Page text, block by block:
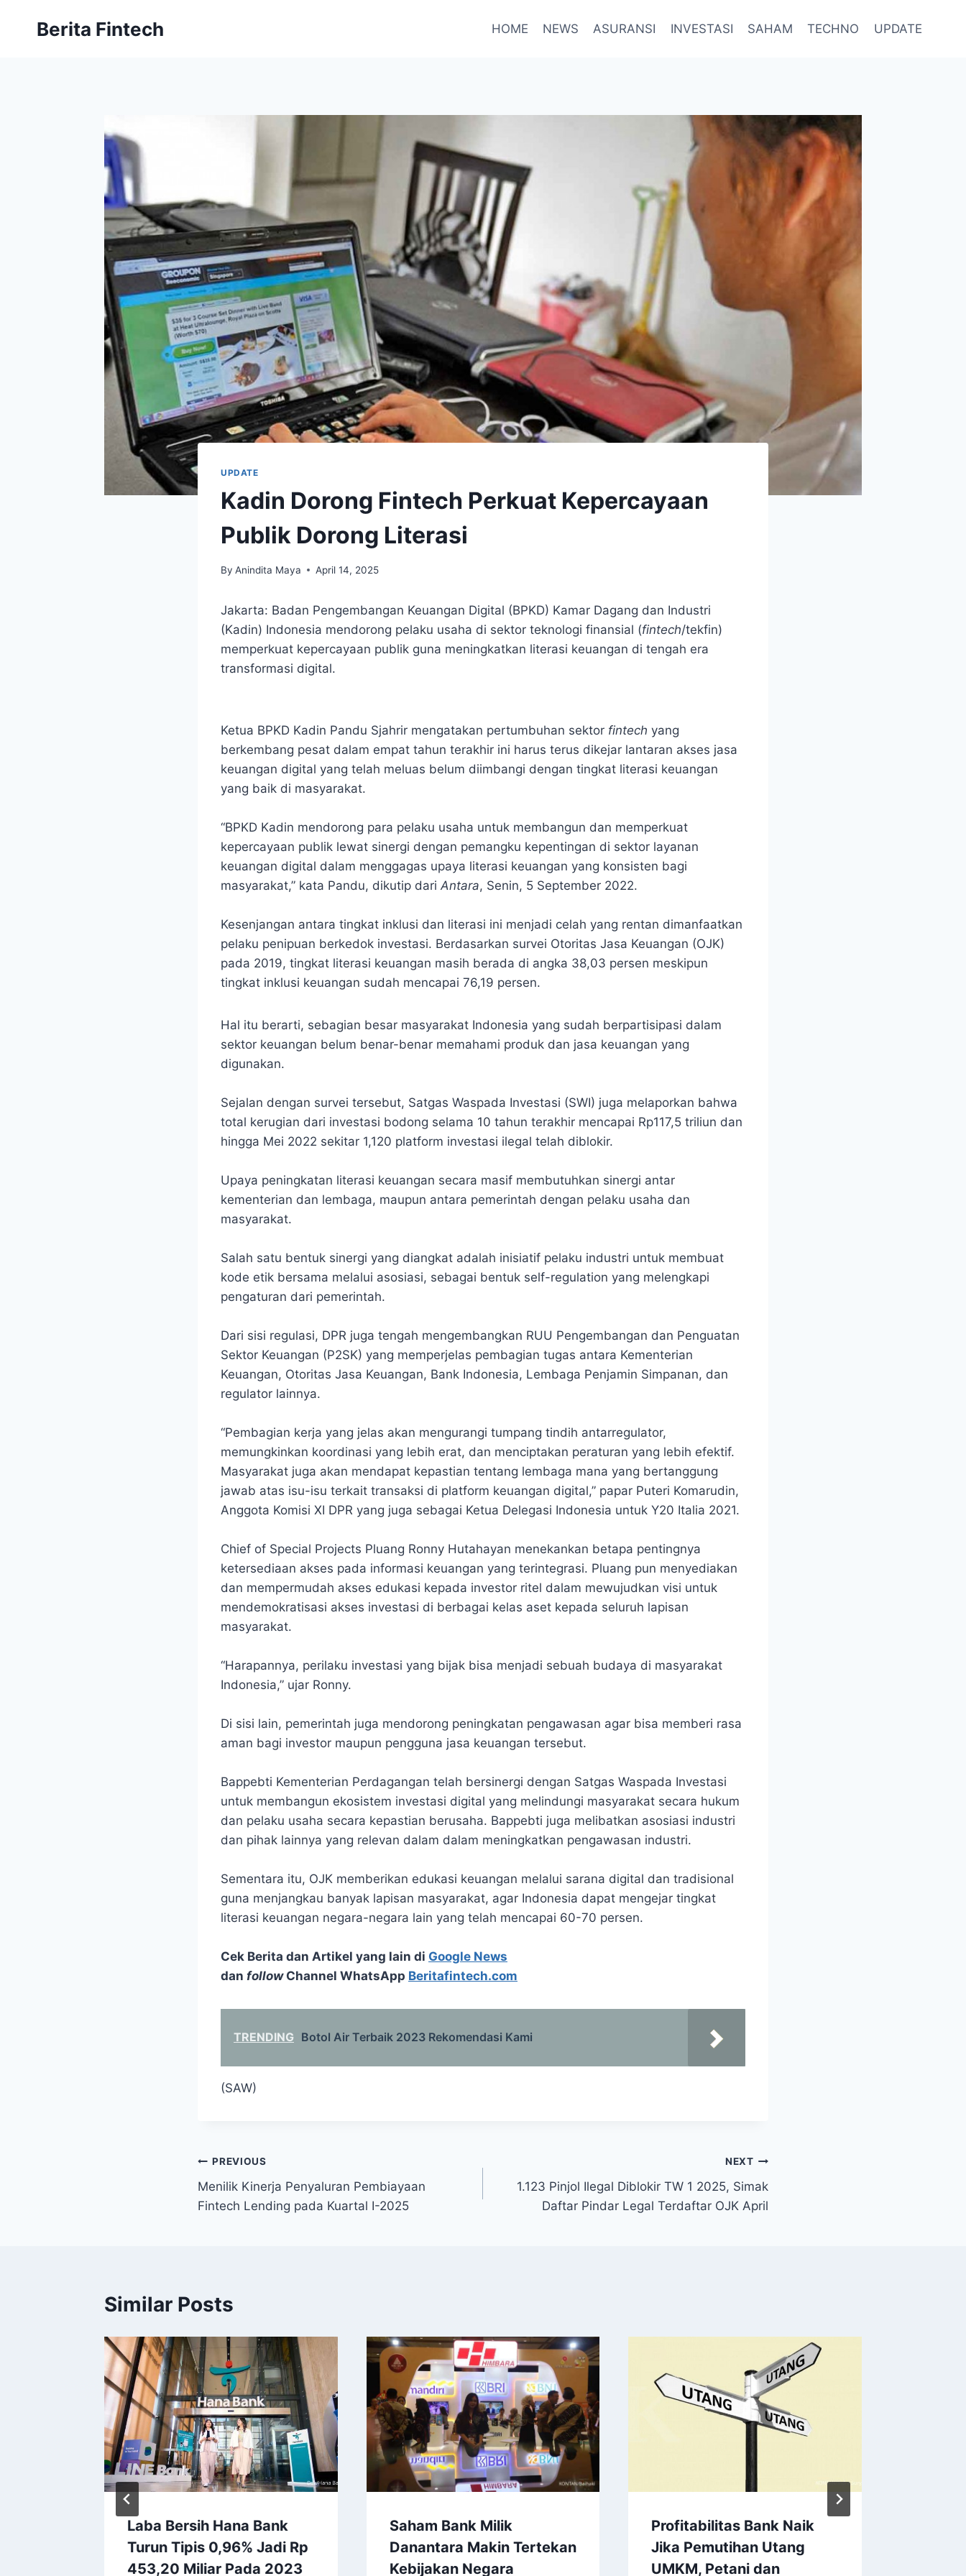
Berita Fintech HOME NEWS ASURANSI INVESTASI SAHAM TECHNO UPDATE
UPDATE
Kadin Dorong Fintech Perkuat Kepercayaan
Publik Dorong Literasi
By Anindita Maya April 14, 2025
Jakarta: Badan Pengembangan Keuangan Digital (BPKD) Kamar Dagang dan Industri
(Kadin) Indonesia mendorong pelaku usaha di sektor teknologi finansial (fintech/tekfin)
memperkuat kepercayaan publik guna meningkatkan literasi keuangan di tengah era
transformasi digital.
Ketua BPKD Kadin Pandu Sjahrir mengatakan pertumbuhan sektor fintech yang
berkembang pesat dalam empat tahun terakhir ini harus terus dikejar lantaran akses jasa
keuangan digital yang telah meluas belum diimbangi dengan tingkat literasi keuangan
yang baik di masyarakat.
“BPKD Kadin mendorong para pelaku usaha untuk membangun dan memperkuat
kepercayaan publik lewat sinergi dengan pemangku kepentingan di sektor layanan
keuangan digital dalam menggagas upaya literasi keuangan yang konsisten bagi
masyarakat,” kata Pandu, dikutip dari Antara, Senin, 5 September 2022.
Kesenjangan antara tingkat inklusi dan literasi ini menjadi celah yang rentan dimanfaatkan
pelaku penipuan berkedok investasi. Berdasarkan survei Otoritas Jasa Keuangan (OJK)
pada 2019, tingkat literasi keuangan masih berada di angka 38,03 persen meskipun
tingkat inklusi keuangan sudah mencapai 76,19 persen.
Hal itu berarti, sebagian besar masyarakat Indonesia yang sudah berpartisipasi dalam
sektor keuangan belum benar-benar memahami produk dan jasa keuangan yang
digunakan.
Sejalan dengan survei tersebut, Satgas Waspada Investasi (SWI) juga melaporkan bahwa
total kerugian dari investasi bodong selama 10 tahun terakhir mencapai Rp117,5 triliun dan
hingga Mei 2022 sekitar 1,120 platform investasi ilegal telah diblokir.
Upaya peningkatan literasi keuangan secara masif membutuhkan sinergi antar
kementerian dan lembaga, maupun antara pemerintah dengan pelaku usaha dan
masyarakat.
Salah satu bentuk sinergi yang diangkat adalah inisiatif pelaku industri untuk membuat
kode etik bersama melalui asosiasi, sebagai bentuk self-regulation yang melengkapi
pengaturan dari pemerintah.
Dari sisi regulasi, DPR juga tengah mengembangkan RUU Pengembangan dan Penguatan
Sektor Keuangan (P2SK) yang memperjelas pembagian tugas antara Kementerian
Keuangan, Otoritas Jasa Keuangan, Bank Indonesia, Lembaga Penjamin Simpanan, dan
regulator lainnya.
“Pembagian kerja yang jelas akan mengurangi tumpang tindih antarregulator,
memungkinkan koordinasi yang lebih erat, dan menciptakan peraturan yang lebih efektif.
Masyarakat juga akan mendapat kepastian tentang lembaga mana yang bertanggung
jawab atas isu-isu terkait transaksi di platform keuangan digital,” papar Puteri Komarudin,
Anggota Komisi XI DPR yang juga sebagai Ketua Delegasi Indonesia untuk Y20 Italia 2021.
Chief of Special Projects Pluang Ronny Hutahayan menekankan betapa pentingnya
ketersediaan akses pada informasi keuangan yang terintegrasi. Pluang pun menyediakan
dan mempermudah akses edukasi kepada investor ritel dalam mewujudkan visi untuk
mendemokratisasi akses investasi di berbagai kelas aset kepada seluruh lapisan
masyarakat.
“Harapannya, perilaku investasi yang bijak bisa menjadi sebuah budaya di masyarakat
Indonesia,” ujar Ronny.
Di sisi lain, pemerintah juga mendorong peningkatan pengawasan agar bisa memberi rasa
aman bagi investor maupun pengguna jasa keuangan tersebut.
Bappebti Kementerian Perdagangan telah bersinergi dengan Satgas Waspada Investasi
untuk membangun ekosistem investasi digital yang melindungi masyarakat secara hukum
dan pelaku usaha secara kepastian berusaha. Bappebti juga melibatkan asosiasi industri
dan pihak lainnya yang relevan dalam dalam meningkatkan pengawasan industri.
Sementara itu, OJK memberikan edukasi keuangan melalui sarana digital dan tradisional
guna menjangkau banyak lapisan masyarakat, agar Indonesia dapat mengejar tingkat
literasi keuangan negara-negara lain yang telah mencapai 60-70 persen.
Cek Berita dan Artikel yang lain di Google News
dan follow Channel WhatsApp Beritafintech.com
TRENDING Botol Air Terbaik 2023 Rekomendasi Kami
(SAW)
Post
navigation
PREVIOUS
Menilik Kinerja Penyaluran Pembiayaan
Fintech Lending pada Kuartal I-2025
NEXT
1.123 Pinjol Ilegal Diblokir TW 1 2025, Simak
Daftar Pindar Legal Terdaftar OJK April
Similar Posts
Laba Bersih Hana Bank
Turun Tipis 0,96% Jadi Rp
453,20 Miliar Pada 2023
Saham Bank Milik
Danantara Makin Tertekan
Kebijakan Negara
Profitabilitas Bank Naik
Jika Pemutihan Utang
UMKM, Petani dan